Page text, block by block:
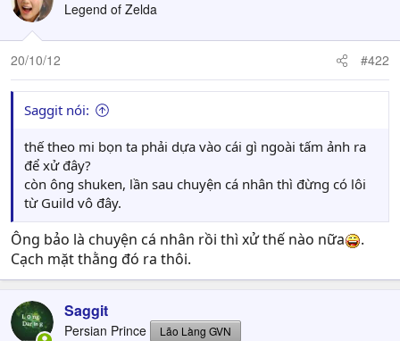
Legend of Zelda
20/10/12 #422
Saggit nói:
thế theo mi bọn ta phải dựa vào cái gì ngoài tấm ảnh ra
để xử đây?
còn ông shuken, lần sau chuyện cá nhân thì đừng có lôi
từ Guild vô đây.
Ông bảo là chuyện cá nhân rồi thì xử thế nào nữa
.
Cạch mặt thằng đó ra thôi.
Saggit
Persian Prince Lão Làng GVN